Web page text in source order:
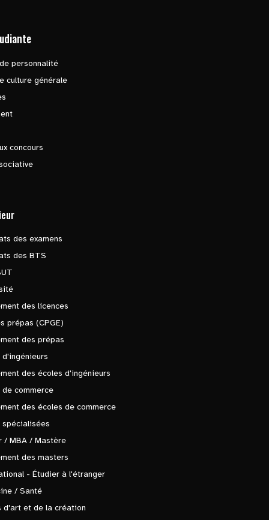
personnalité
culture générale
concours
des examens
des BTS
des licences
prépas (CPGE)
des prépas
d'ingénieurs
des écoles d'ingénieurs
de commerce
des écoles de commerce
spécialisées
/ MBA / Mastère
des masters
- Étudier à l'étranger
/ Santé
d'art et de la création